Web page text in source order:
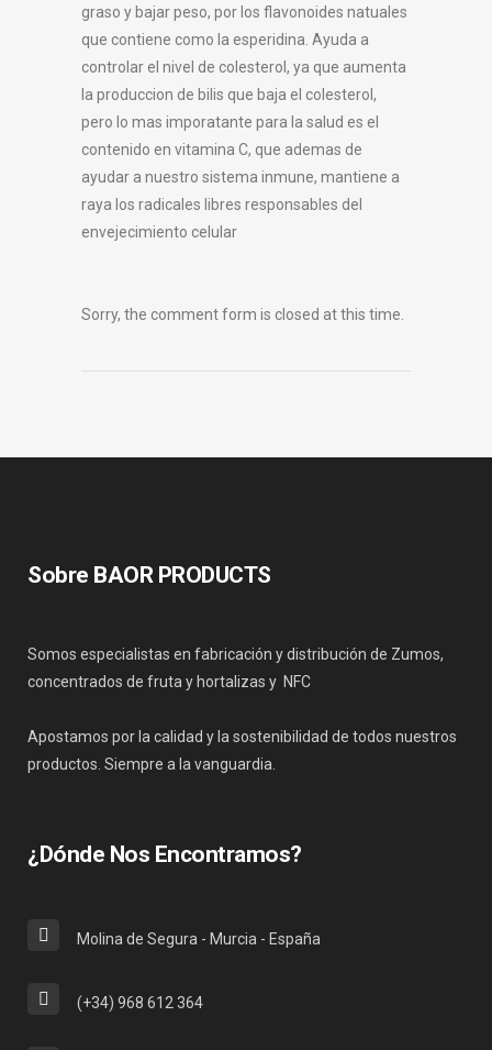
graso y bajar peso, por los flavonoides natuales
que contiene como la esperidina. Ayuda a
controlar el nivel de colesterol, ya que aumenta
la produccion de bilis que baja el colesterol,
pero lo mas imporatante para la salud es el
contenido en vitamina C, que ademas de
ayudar a nuestro sistema inmune, mantiene a
raya los radicales libres responsables del
envejecimiento celular
Sorry, the comment form is closed at this time.
Sobre BAOR PRODUCTS
Somos especialistas en fabricación y distribución de Zumos,
concentrados de fruta y hortalizas y NFC
Apostamos por la calidad y la sostenibilidad de todos nuestros
productos. Siempre a la vanguardia.
¿Dónde Nos Encontramos?
Molina de Segura - Murcia - España
(+34) 968 612 364